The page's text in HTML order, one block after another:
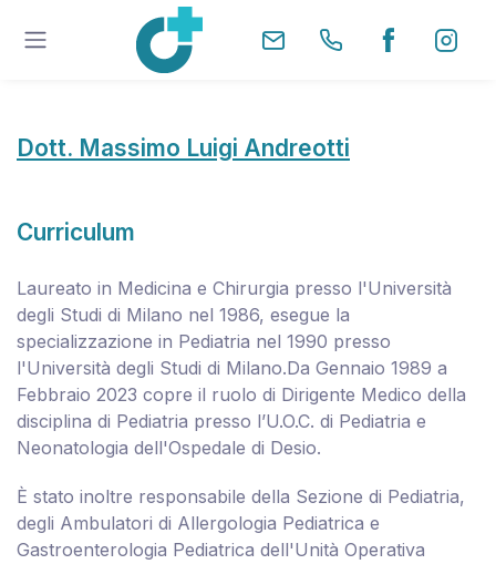
Dott. Massimo Luigi Andreotti
Curriculum
Laureato in Medicina e Chirurgia presso l'Università
degli Studi di Milano nel 1986, esegue la
specializzazione in Pediatria nel 1990 presso
l'Università degli Studi di Milano.Da Gennaio 1989 a
Febbraio 2023 copre il ruolo di Dirigente Medico della
disciplina di Pediatria presso l’U.O.C. di Pediatria e
Neonatologia dell'Ospedale di Desio.
È stato inoltre responsabile della Sezione di Pediatria,
degli Ambulatori di Allergologia Pediatrica e
Gastroenterologia Pediatrica dell'Unità Operativa